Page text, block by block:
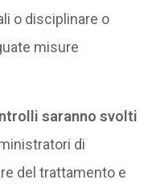
o disciplinare o
misure
saranno svolti
di
del trattamento e